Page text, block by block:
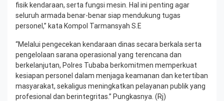
fisik kendaraan, serta fungsi mesin. Hal ini penting agar
seluruh armada benar-benar siap mendukung tugas
personel,” kata Kompol Tarmansyah S.E
“Melalui pengecekan kendaraan dinas secara berkala serta
pengelolaan sarana operasional yang terencana dan
berkelanjutan, Polres Tubaba berkomitmen memperkuat
kesiapan personel dalam menjaga keamanan dan ketertiban
masyarakat, sekaligus meningkatkan pelayanan publik yang
profesional dan berintegritas.” Pungkasnya. (Rj)